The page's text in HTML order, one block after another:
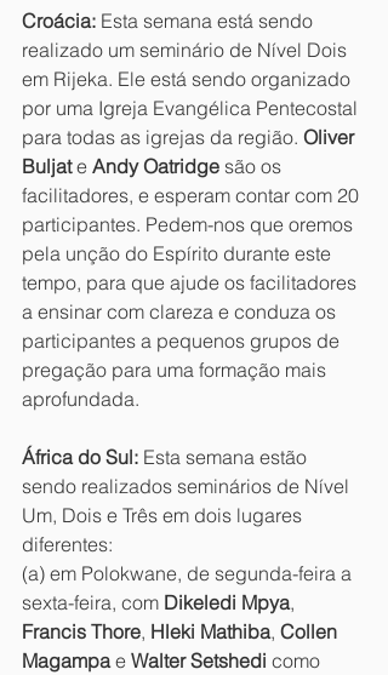
Croácia: Esta semana está sendo
realizado um seminário de Nível Dois
em Rijeka. Ele está sendo organizado
por uma Igreja Evangélica Pentecostal
para todas as igrejas da região. Oliver
Buljat e Andy Oatridge são os
facilitadores, e esperam contar com 20
participantes. Pedem-nos que oremos
pela unção do Espírito durante este
tempo, para que ajude os facilitadores
a ensinar com clareza e conduza os
participantes a pequenos grupos de
pregação para uma formação mais
aprofundada.
África do Sul: Esta semana estão
sendo realizados seminários de Nível
Um, Dois e Três em dois lugares
diferentes:
(a) em Polokwane, de segunda-feira a
sexta-feira, com Dikeledi Mpya,
Francis Thore, Hleki Mathiba, Collen
Magampa e Walter Setshedi como